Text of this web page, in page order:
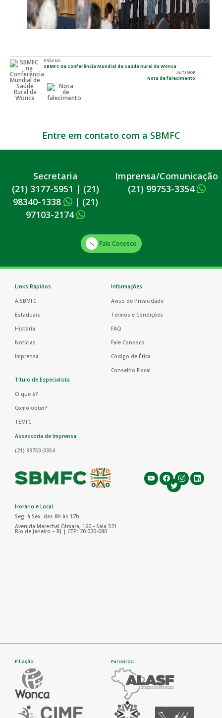
PRÓXIMO
SBMFC na Conferência Mundial de Saúde Rural da Wonca
ANTERIOR
Nota de falecimento
Entre em contato com a SBMFC
Secretaria
(21) 3177-5951 | (21)
98340-1338
| (21)
97103-2174
Imprensa/Comunicação
(21) 99753-3354
Fale Conosco
Links Rápidos
A SBMFC
Estaduais
História
Notícias
Imprensa
Informações
Aviso de Privacidade
Termos e Condições
FAQ
Fale Conosco
Código de Ética
Conselho Fiscal
Título de Especialista
O que é?
Como obter?
TEMFC
Assessoria de Imprensa
(21) 99753-3354
Horário e Local
Seg. à Sex. das 8h às 17h
Avenida Marechal Câmara, 160 - Sala 321
Rio de Janeiro – RJ | CEP: 20.020-080
Filiação: Parceiros: